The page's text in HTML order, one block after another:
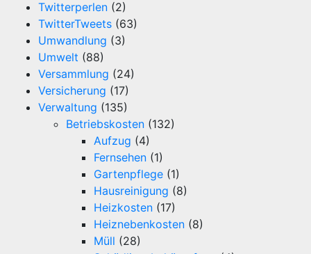
Twitterperlen (2)
TwitterTweets (63)
Umwandlung (3)
Umwelt (88)
Versammlung (24)
Versicherung (17)
Verwaltung (135)
Betriebskosten (132)
Aufzug (4)
Fernsehen (1)
Gartenpflege (1)
Hausreinigung (8)
Heizkosten (17)
Heiznebenkosten (8)
Müll (28)